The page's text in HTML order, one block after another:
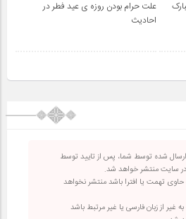
علت حرام بودن روزه ی عید فطر در
احادیث
شده توسط شما، پس از تایید توسط
سایت منتشر خواهد شد.
حاوی تهمت یا افترا باشد منتشر نخواهد
غیر از زبان فارسی یا غیر مرتبط باشد